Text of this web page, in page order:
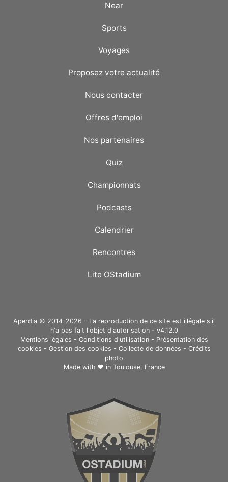
Near
Sports
Voyages
Proposez votre actualité
Nous contacter
Offres d'emploi
Nos partenaires
Quiz
Championnats
Podcasts
Calendrier
Rencontres
Lite OStadium
Aperdia © 2014-2026 - La reproduction de ce site est illégale s'il
n'a pas fait l'objet d'autorisation - v4.12.0
Mentions légales - Conditions d'utilisation- Présentation des
cookies - Gestion des cookies - Collecte de données - Crédits
photo
Made with ❤ in Toulouse, France